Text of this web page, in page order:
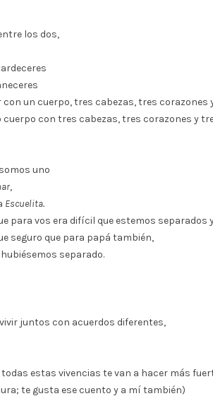
los dos,
un cuerpo, tres cabezas, tres corazones
cuerpo con tres cabezas, tres corazones y
uno
,
Escuelita.
para vos era difícil que estemos
seguro que para papá también,
separado.
juntos con acuerdos diferentes,
estas vivencias te van a hacer más
te gusta ese cuento y a mí también)